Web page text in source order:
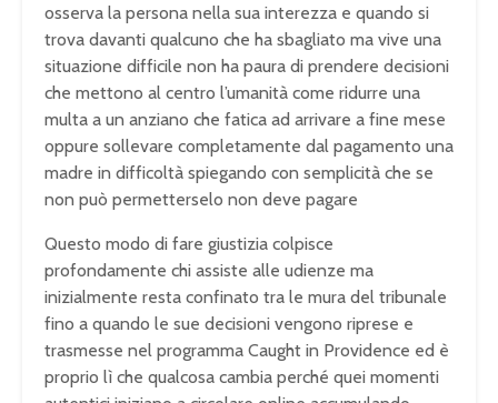
osserva la persona nella sua interezza e quando si
trova davanti qualcuno che ha sbagliato ma vive una
situazione difficile non ha paura di prendere decisioni
che mettono al centro l’umanità come ridurre una
multa a un anziano che fatica ad arrivare a fine mese
oppure sollevare completamente dal pagamento una
madre in difficoltà spiegando con semplicità che se
non può permetterselo non deve pagare
Questo modo di fare giustizia colpisce
profondamente chi assiste alle udienze ma
inizialmente resta confinato tra le mura del tribunale
fino a quando le sue decisioni vengono riprese e
trasmesse nel programma Caught in Providence ed è
proprio lì che qualcosa cambia perché quei momenti